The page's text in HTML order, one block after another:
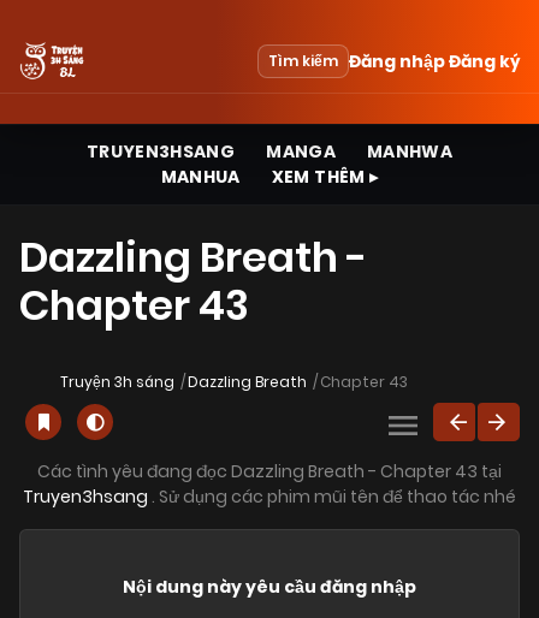
Tìm kiếm Đăng nhậpĐăng ký
TRUYEN3HSANG MANGA
MANHWA
MANHUA
XEM THÊM ▸
Dazzling Breath -
Chapter 43
Truyện 3h sáng Dazzling Breath Chapter 43
Các tình yêu đang đọc Dazzling Breath - Chapter 43 tại
Truyen3hsang . Sử dụng các phim mũi tên để thao tác nhé
Nội dung này yêu cầu đăng nhập